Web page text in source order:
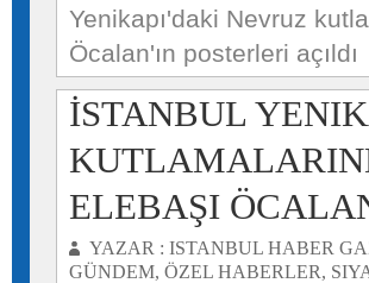
Yenikapı'daki Nevruz
Öcalan'ın posterleri açıldı
İSTANBUL
ELEBAŞI
YAZAR : ISTANBUL HABER
GÜNDEM, ÖZEL HABERLER,